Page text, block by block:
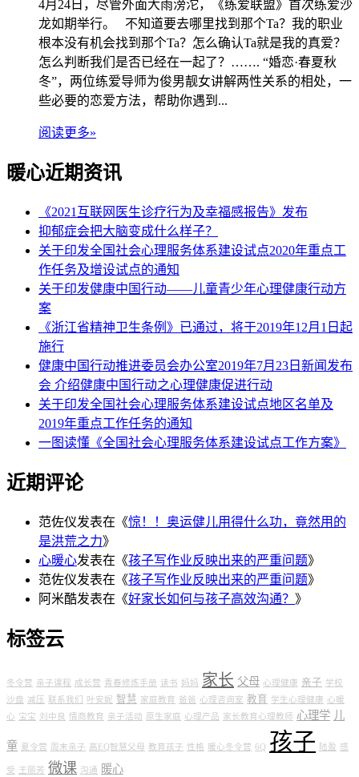
4月24日，尽管外面大雨滂沱，《练爱联盟》首次练爱沙
龙如期举行。 不知道要去哪里找到那个Ta？我的职业
根本没有机会找到那个Ta？怎么确认Ta就是我的真爱？
怎么判断我们是否已经在一起了？……. “婚恋·春夏秋
冬”，两位练爱导师为俊男靓女讲解两性关系的相处，一
些必要的恋爱方法，帮助你遇到...
阅读更多»
暖心近期资讯
《2021互联网医生诊疗行为及幸福感报告》发布
抑郁症会把大脑变成什么样子？
关于印发全国社会心理服务体系建设试点2020年重点工
作任务及增设试点的通知
关于印发健康中国行动——儿童青少年心理健康行动方
案
《浙江省精神卫生条例》已通过，将于2019年12月1日起
施行
健康中国行动推进委员会办公室2019年7月23日新闻发布
会 介绍健康中国行动之心理健康促进行动
关于印发全国社会心理服务体系建设试点地区名单及
2019年重点工作任务的通知
一图读懂《全国社会心理服务体系建设试点工作方案》
近期评论
范佐仪发表在《惊！！奥运健儿用得什么功，竟然用的
是洪荒之力》
心暖心发表在《孩子写作业反映出来的严重问题》
范佐仪发表在《孩子写作业反映出来的严重问题》
阿米酷发表在《好家长如何与孩子高效沟通？ 》
标签云
冬令营 亲子课程 成长营 青春修炼手册 读书 妈妈 家长 父母 心理健康 亲子 学校
沙盘 减压 联系我们 叶安妮 智慧 家庭教育 爸爸 心理咨询室 教育 学生心理健康 心暖
心 宝宝 刘中良 情商教育 亲子活动 原生家庭 心理产品 家长教育心理教师 心理学 儿
童 夏令营 周末亲子 高EQ智慧父母 教育孩子 性格 暖心冬令营 6Q 孩子 陆盈 感
受 王丽芳 微课 沟通 暖心